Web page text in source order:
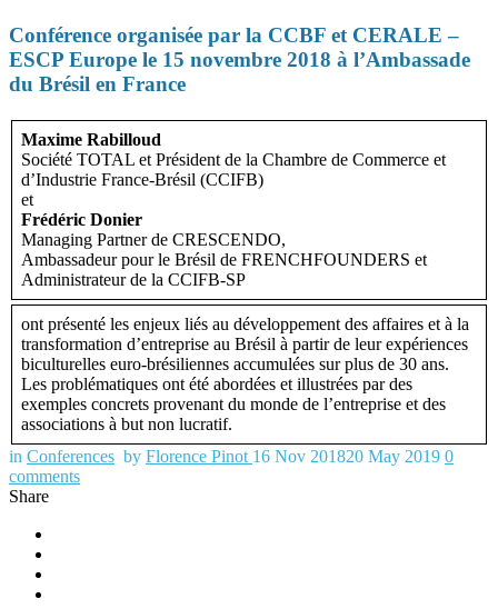
Conférence organisée par la CCBF et CERALE –
ESCP Europe le 15 novembre 2018 à l’Ambassade
du Brésil en France
Maxime Rabilloud
Société TOTAL et Président de la Chambre de Commerce et
d’Industrie France-Brésil (CCIFB)
et
Frédéric Donier
Managing Partner de CRESCENDO,
Ambassadeur pour le Brésil de FRENCHFOUNDERS et
Administrateur de la CCIFB-SP
ont présenté les enjeux liés au développement des affaires et à la
transformation d’entreprise au Brésil à partir de leur expériences
biculturelles euro-brésiliennes accumulées sur plus de 30 ans.
Les problématiques ont été abordées et illustrées par des
exemples concrets provenant du monde de l’entreprise et des
associations à but non lucratif.
in Conferences by Florence Pinot 16 Nov 201820 May 2019 0
comments
Share